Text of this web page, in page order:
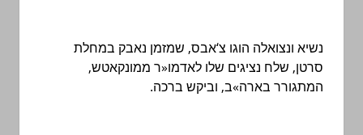
נשיא ונצואלה הוגו צ‘אבס, שמזמן נאבק במחלת
סרטן, שלח נציגים שלו לאדמו«ר ממונקאטש,
המתגורר בארה»ב, וביקש ברכה.